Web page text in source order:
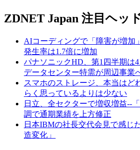
ZDNET Japan 注目ヘッ
AIコーディングで「障害が増加
発生率は1.7倍に増加
パナソニックHD、第1四半期は
データセンター特需が周辺事業
スマホのストレージ、本当はど
らく思っているよりは少ない
日立、全セクターで増収増益--
調で通期業績を上方修正
日本IBMの社長交代会見で感じ
造変化」